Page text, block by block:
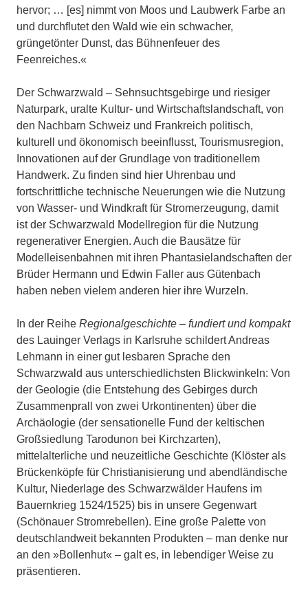
hervor; … [es] nimmt von Moos und Laubwerk Farbe an
und durchflutet den Wald wie ein schwacher,
grüngetönter Dunst, das Bühnenfeuer des
Feenreiches.«
Der Schwarzwald – Sehnsuchtsgebirge und riesiger
Naturpark, uralte Kultur- und Wirtschaftslandschaft, von
den Nachbarn Schweiz und Frankreich politisch,
kulturell und ökonomisch beeinflusst, Tourismusregion,
Innovationen auf der Grundlage von traditionellem
Handwerk. Zu finden sind hier Uhrenbau und
fortschrittliche technische Neuerungen wie die Nutzung
von Wasser- und Windkraft für Stromerzeugung, damit
ist der Schwarzwald Modellregion für die Nutzung
regenerativer Energien. Auch die Bausätze für
Modelleisenbahnen mit ihren Phantasielandschaften der
Brüder Hermann und Edwin Faller aus Gütenbach
haben neben vielem anderen hier ihre Wurzeln.
In der Reihe Regionalgeschichte – fundiert und kompakt
des Lauinger Verlags in Karlsruhe schildert Andreas
Lehmann in einer gut lesbaren Sprache den
Schwarzwald aus unterschiedlichsten Blickwinkeln: Von
der Geologie (die Entstehung des Gebirges durch
Zusammenprall von zwei Urkontinenten) über die
Archäologie (der sensationelle Fund der keltischen
Großsiedlung Tarodunon bei Kirchzarten),
mittelalterliche und neuzeitliche Geschichte (Klöster als
Brückenköpfe für Christianisierung und abendländische
Kultur, Niederlage des Schwarzwälder Haufens im
Bauernkrieg 1524/1525) bis in unsere Gegenwart
(Schönauer Stromrebellen). Eine große Palette von
deutschlandweit bekannten Produkten – man denke nur
an den »Bollenhut« – galt es, in lebendiger Weise zu
präsentieren.